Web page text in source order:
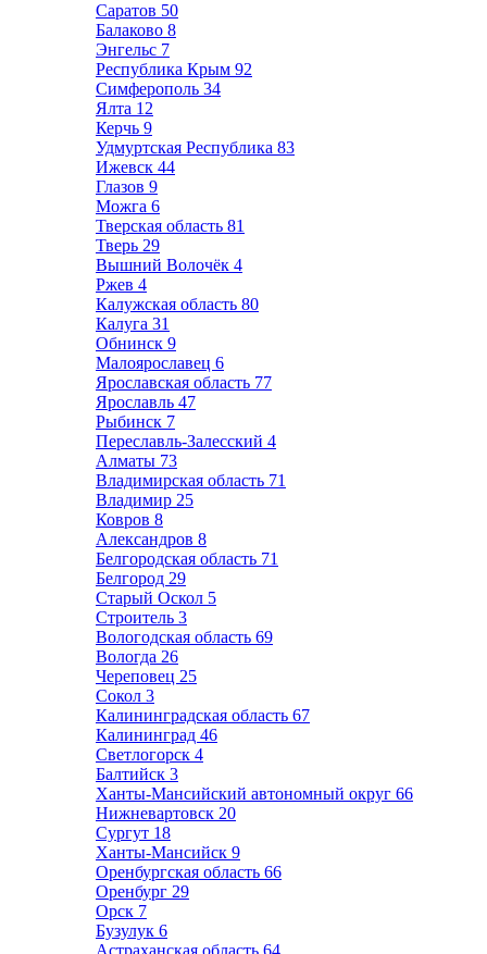
Саратов 50
Балаково 8
Энгельс 7
Республика Крым 92
Симферополь 34
Ялта 12
Керчь 9
Удмуртская Республика 83
Ижевск 44
Глазов 9
Можга 6
Тверская область 81
Тверь 29
Вышний Волочёк 4
Ржев 4
Калужская область 80
Калуга 31
Обнинск 9
Малоярославец 6
Ярославская область 77
Ярославль 47
Рыбинск 7
Переславль-Залесский 4
Алматы 73
Владимирская область 71
Владимир 25
Ковров 8
Александров 8
Белгородская область 71
Белгород 29
Старый Оскол 5
Строитель 3
Вологодская область 69
Вологда 26
Череповец 25
Сокол 3
Калининградская область 67
Калининград 46
Светлогорск 4
Балтийск 3
Ханты-Мансийский автономный округ 66
Нижневартовск 20
Сургут 18
Ханты-Мансийск 9
Оренбургская область 66
Оренбург 29
Орск 7
Бузулук 6
Астраханская область 64